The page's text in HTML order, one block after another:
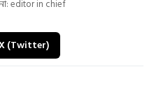
editor in chief
(Twitter)